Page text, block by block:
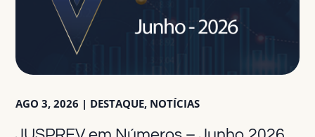
AGO 3, 2026 | DESTAQUE, NOTÍCIAS